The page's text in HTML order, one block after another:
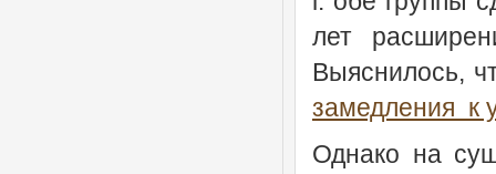
лет
Выяснилось,
замедления к
Однако на